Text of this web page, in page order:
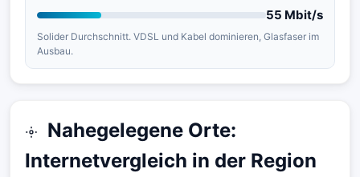
55 Mbit/s
Solider Durchschnitt. VDSL und Kabel dominieren, Glasfaser im
Ausbau.
Nahegelegene Orte:
Internetvergleich in der Region